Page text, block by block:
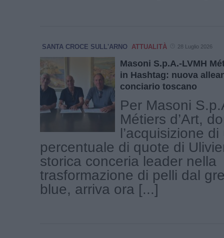
SANTA CROCE SULL'ARNO ATTUALITÀ 28 Luglio 2026
Masoni S.p.A.-LVMH
in Hashtag: nuova
conciario toscano
Per Masoni
Métiers d’Art,
l’acquisizione di
percentuale di quote di
storica conceria leader nella
trasformazione di pelli dal
blue, arriva ora [...]